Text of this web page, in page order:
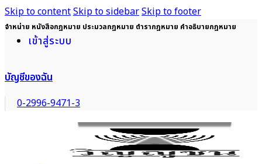
Skip to contentSkip to sidebarSkip to footer
จำหน่าย หนังสือกฎหมาย ประมวลกฎหมาย ตำรากฎหมาย คำอธิบายกฎหมาย
เข้าสู่ระบบ
บัญชีของฉัน
0-2996-9471-3